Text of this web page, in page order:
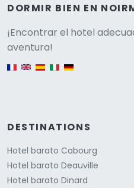
DORMIR BIEN EN
¡Encontrar el hotel
aventura!
DESTINATIONS
Hotel barato Cabourg
Hotel barato Deauville
Hotel barato Dinard